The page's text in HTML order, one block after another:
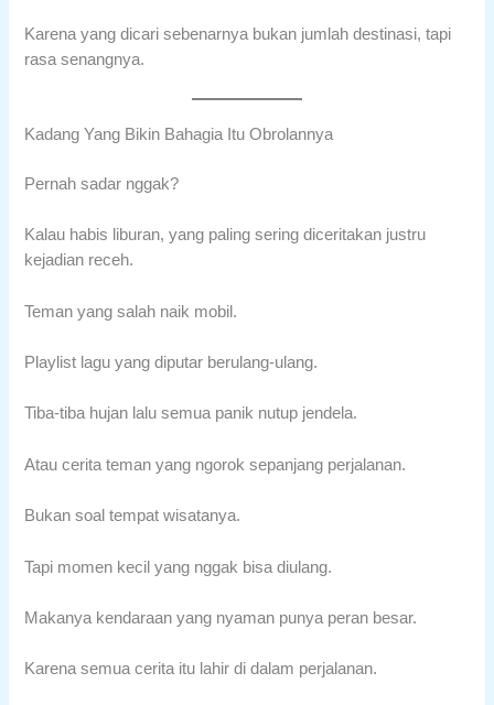
Karena yang dicari sebenarnya bukan jumlah destinasi, tapi
rasa senangnya.
Kadang Yang Bikin Bahagia Itu Obrolannya
Pernah sadar nggak?
Kalau habis liburan, yang paling sering diceritakan justru
kejadian receh.
Teman yang salah naik mobil.
Playlist lagu yang diputar berulang-ulang.
Tiba-tiba hujan lalu semua panik nutup jendela.
Atau cerita teman yang ngorok sepanjang perjalanan.
Bukan soal tempat wisatanya.
Tapi momen kecil yang nggak bisa diulang.
Makanya kendaraan yang nyaman punya peran besar.
Karena semua cerita itu lahir di dalam perjalanan.